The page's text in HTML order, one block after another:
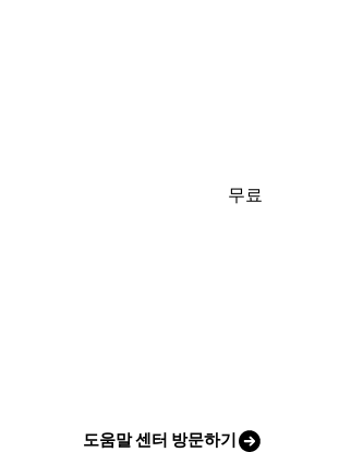
무료
도움말 센터 방문하기